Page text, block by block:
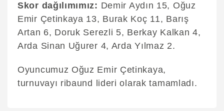
Skor dağılımımız: Demir Aydın 15, Oğuz
Emir Çetinkaya 13, Burak Koç 11, Barış
Artan 6, Doruk Serezli 5, Berkay Kalkan 4,
Arda Sinan Uğurer 4, Arda Yılmaz 2.
Oyuncumuz Oğuz Emir Çetinkaya,
turnuvayı ribaund lideri olarak tamamladı.